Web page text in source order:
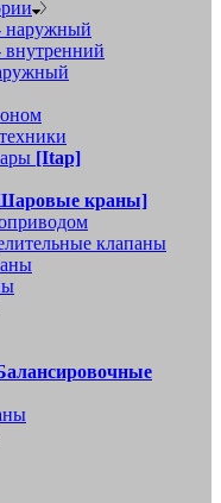
наружный
[Itap]
краны]
клапаны